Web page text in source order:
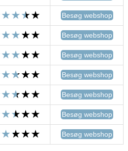
Besøg webshop
Besøg webshop
Besøg webshop
Besøg webshop
Besøg webshop
Besøg webshop
Besøg webshop